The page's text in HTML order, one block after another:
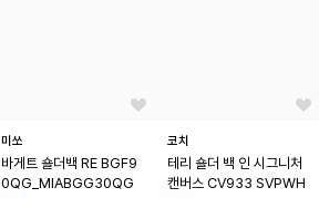
미쏘
바게트 숄더백 RE BGF9
0QG_MIABGG30QG
코치
테리 숄더 백 인 시그니처
캔버스 CV933 SVPWH